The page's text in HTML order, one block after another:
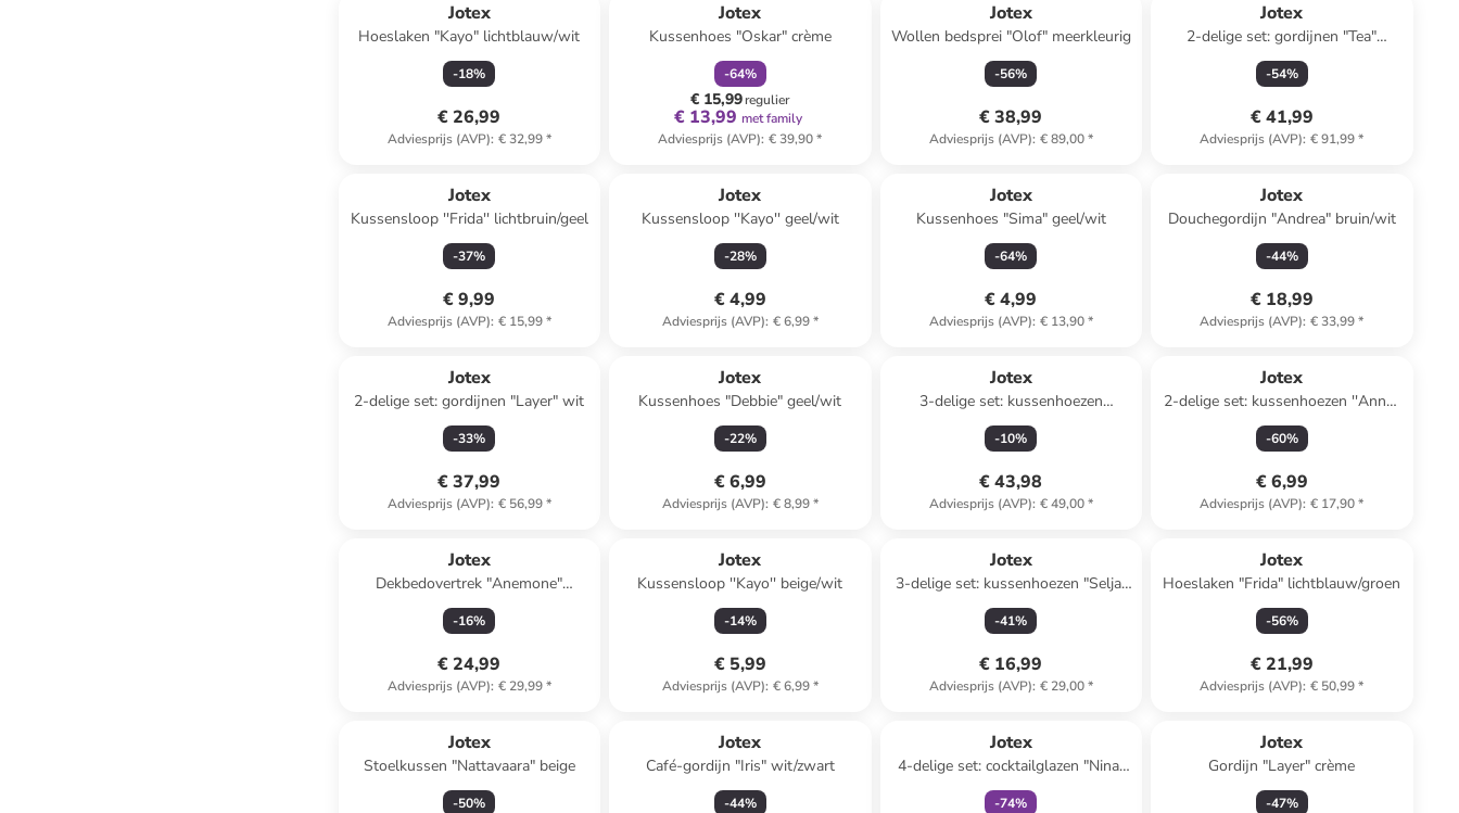
Jotex
Hoeslaken "Kayo" lichtblauw/wit
-18%
€ 26,99
Adviesprijs (AVP): € 32,99*
Jotex
Kussenhoes "Oskar" crème
-64%
€ 15,99regulier
€ 13,99 met family
Adviesprijs (AVP): € 39,90*
Jotex
Wollen bedsprei "Olof" meerkleurig
-56%
€ 38,99
Adviesprijs (AVP): € 89,00*
Jotex
2-delige set: gordijnen "Tea"
lichtgrijs
-54%
€ 41,99
Adviesprijs (AVP): € 91,99*
Jotex
Kussensloop ''Frida'' lichtbruin/geel
-37%
€ 9,99
Adviesprijs (AVP): € 15,99*
Jotex
Kussensloop ''Kayo'' geel/wit
-28%
€ 4,99
Adviesprijs (AVP): € 6,99*
Jotex
Kussenhoes "Sima" geel/wit
-64%
€ 4,99
Adviesprijs (AVP): € 13,90*
Jotex
Douchegordijn "Andrea" bruin/wit
-44%
€ 18,99
Adviesprijs (AVP): € 33,99*
Jotex
2-delige set: gordijnen "Layer" wit
-33%
€ 37,99
Adviesprijs (AVP): € 56,99*
Jotex
Kussenhoes "Debbie" geel/wit
-22%
€ 6,99
Adviesprijs (AVP): € 8,99*
Jotex
3-delige set: kussenhoezen
"Chambray" beige/wit/grijs
-10%
€ 43,98
Adviesprijs (AVP): € 49,00*
Jotex
2-delige set: kussenhoezen ''Anna''
oranje/wit
-60%
€ 6,99
Adviesprijs (AVP): € 17,90*
Jotex
Dekbedovertrek "Anemone"
blauw/wit
-16%
€ 24,99
Adviesprijs (AVP): € 29,99*
Jotex
Kussensloop ''Kayo'' beige/wit
-14%
€ 5,99
Adviesprijs (AVP): € 6,99*
Jotex
3-delige set: kussenhoezen "Selja"
wit/donkerblauw/rood
-41%
€ 16,99
Adviesprijs (AVP): € 29,00*
Jotex
Hoeslaken "Frida" lichtblauw/groen
-56%
€ 21,99
Adviesprijs (AVP): € 50,99*
Jotex
Stoelkussen "Nattavaara" beige
-50%
Jotex
Café-gordijn "Iris" wit/zwart
-44%
Jotex
4-delige set: cocktailglazen "Nina"
transparant - 250 ml
-74%
Jotex
Gordijn "Layer" crème
-47%